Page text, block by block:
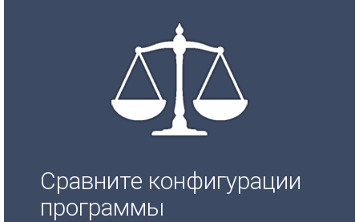
Сравните конфигурации
программы